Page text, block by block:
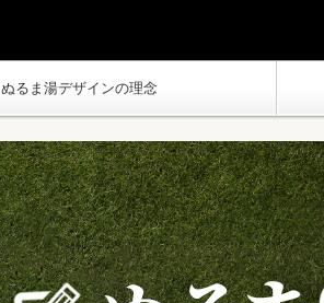
ぬるま湯デザインの理念